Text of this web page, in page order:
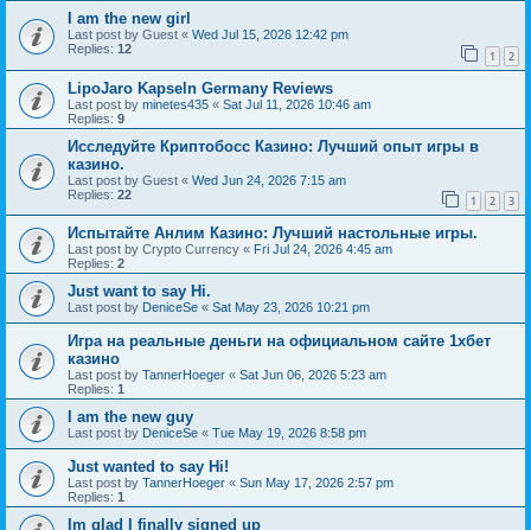
I am the new girl
Last post by Guest « Wed Jul 15, 2026 12:42 pm
Replies: 12 1 2
LipoJaro Kapseln Germany Reviews
Last post by minetes435 « Sat Jul 11, 2026 10:46 am
Replies: 9
Исследуйте Криптобосс Казино: Лучший опыт игры в
казино.
Last post by Guest « Wed Jun 24, 2026 7:15 am
Replies: 22 1 2 3
Испытайте Анлим Казино: Лучший настольные игры.
Last post by Crypto Currency « Fri Jul 24, 2026 4:45 am
Replies: 2
Just want to say Hi.
Last post by DeniceSe « Sat May 23, 2026 10:21 pm
Игра на реальные деньги на официальном сайте 1хбет
казино
Last post by TannerHoeger « Sat Jun 06, 2026 5:23 am
Replies: 1
I am the new guy
Last post by DeniceSe « Tue May 19, 2026 8:58 pm
Just wanted to say Hi!
Last post by TannerHoeger « Sun May 17, 2026 2:57 pm
Replies: 1
Im glad I finally signed up